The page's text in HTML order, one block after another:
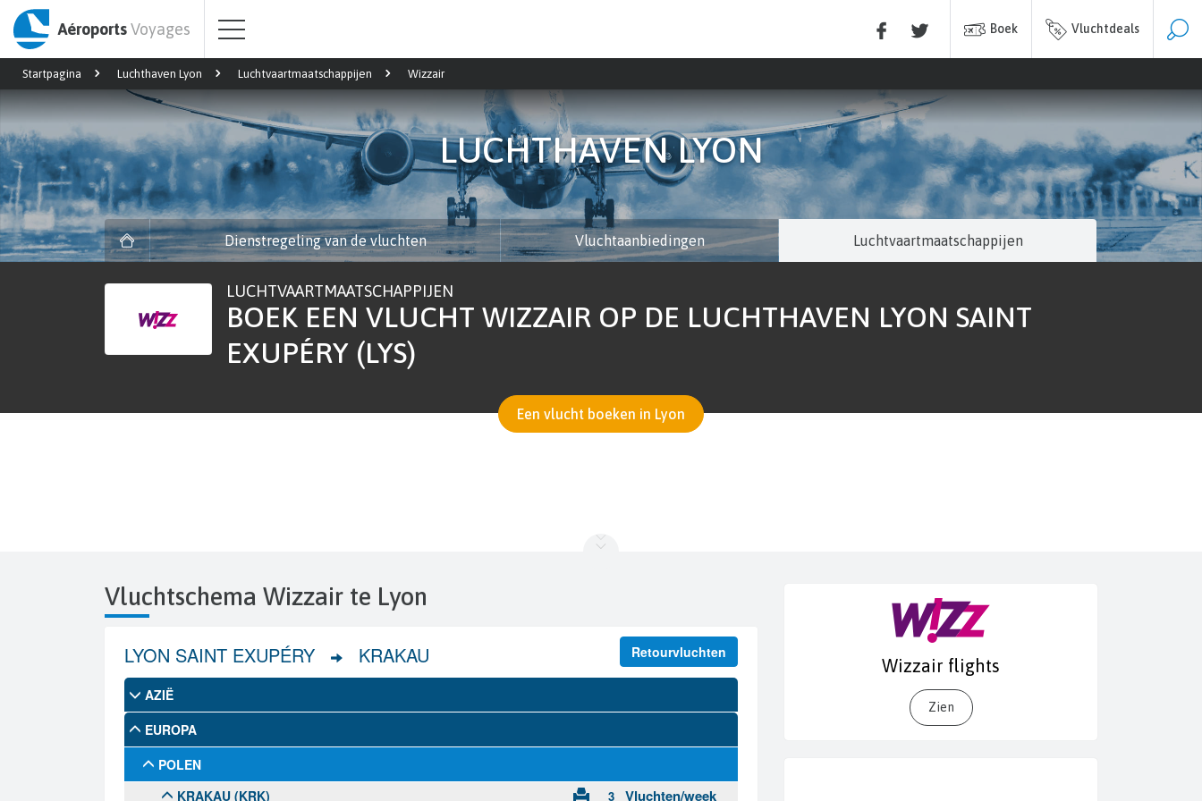
AéroportsVoyages Boek Vluchtdeals
Startpagina Luchthaven Lyon Luchtvaartmaatschappijen Wizzair
LUCHTHAVEN LYON
Dienstregeling van de vluchten Vluchtaanbiedingen Luchtvaartmaatschappijen
LUCHTVAARTMAATSCHAPPIJEN
BOEK EEN VLUCHT WIZZAIR OP DE LUCHTHAVEN LYON SAINT
EXUPÉRY (LYS)
Een vlucht boeken in Lyon
Vluchtschema Wizzair te Lyon
Wizzair flights
Zien